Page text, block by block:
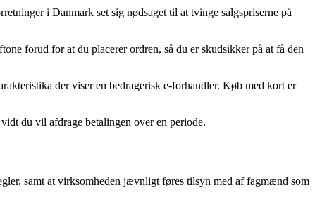
i Danmark set sig nødsaget til at tvinge salgspriserne på
forud for at du placerer ordren, så du er skudsikker på at få den
der viser en bedragerisk e-forhandler. Køb med kort er
du vil afdrage betalingen over en periode.
samt at virksomheden jævnligt føres tilsyn med af fagmænd som